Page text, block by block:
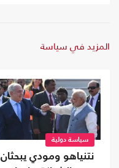
المزيد في سياسة
سياسة دولية
نتنياهو ومودي يبحثان